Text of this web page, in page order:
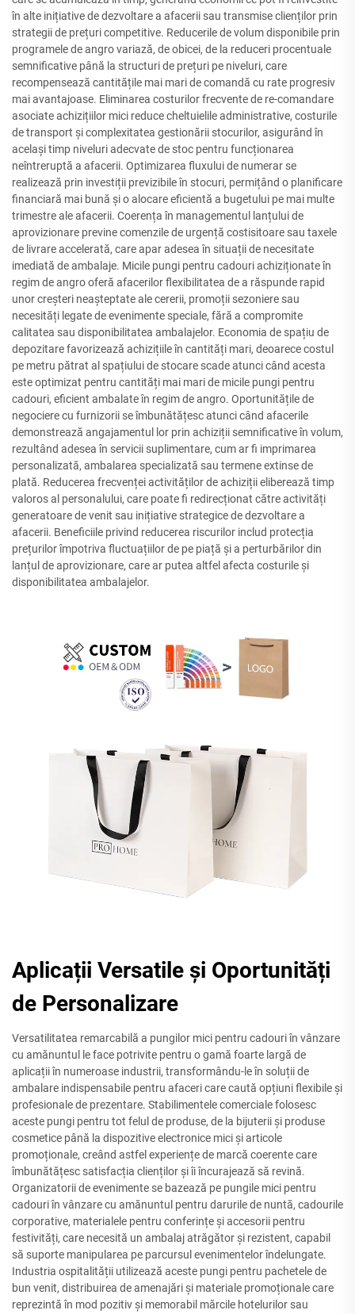
în alte inițiative de dezvoltare a afacerii sau transmise clienților prin
strategii de prețuri competitive. Reducerile de volum disponibile prin
programele de angro variază, de obicei, de la reduceri procentuale
semnificative până la structuri de prețuri pe niveluri, care
recompensează cantitățile mai mari de comandă cu rate progresiv
mai avantajoase. Eliminarea costurilor frecvente de re-comandare
asociate achizițiilor mici reduce cheltuielile administrative, costurile
de transport și complexitatea gestionării stocurilor, asigurând în
același timp niveluri adecvate de stoc pentru funcționarea
neîntreruptă a afacerii. Optimizarea fluxului de numerar se
realizează prin investiții previzibile în stocuri, permițând o planificare
financiară mai bună și o alocare eficientă a bugetului pe mai multe
trimestre ale afacerii. Coerența în managementul lanțului de
aprovizionare previne comenzile de urgență costisitoare sau taxele
de livrare accelerată, care apar adesea în situații de necesitate
imediată de ambalaje. Micile pungi pentru cadouri achiziționate în
regim de angro oferă afacerilor flexibilitatea de a răspunde rapid
unor creșteri neașteptate ale cererii, promoții sezoniere sau
necesități legate de evenimente speciale, fără a compromite
calitatea sau disponibilitatea ambalajelor. Economia de spațiu de
depozitare favorizează achizițiile în cantități mari, deoarece costul
pe metru pătrat al spațiului de stocare scade atunci când acesta
este optimizat pentru cantități mai mari de micile pungi pentru
cadouri, eficient ambalate în regim de angro. Oportunitățile de
negociere cu furnizorii se îmbunătățesc atunci când afacerile
demonstrează angajamentul lor prin achiziții semnificative în volum,
rezultând adesea în servicii suplimentare, cum ar fi imprimarea
personalizată, ambalarea specializată sau termene extinse de
plată. Reducerea frecvenței activităților de achiziții eliberează timp
valoros al personalului, care poate fi redirecționat către activități
generatoare de venit sau inițiative strategice de dezvoltare a
afacerii. Beneficiile privind reducerea riscurilor includ protecția
prețurilor împotriva fluctuațiilor de pe piață și a perturbărilor din
lanțul de aprovizionare, care ar putea altfel afecta costurile și
disponibilitatea ambalajelor.
Aplicații Versatile și Oportunități
de Personalizare
Versatilitatea remarcabilă a pungilor mici pentru cadouri în vânzare
cu amănuntul le face potrivite pentru o gamă foarte largă de
aplicații în numeroase industrii, transformându-le în soluții de
ambalare indispensabile pentru afaceri care caută opțiuni flexibile și
profesionale de prezentare. Stabilimentele comerciale folosesc
aceste pungi pentru tot felul de produse, de la bijuterii și produse
cosmetice până la dispozitive electronice mici și articole
promoționale, creând astfel experiențe de marcă coerente care
îmbunătățesc satisfacția clienților și îi încurajează să revină.
Organizatorii de evenimente se bazează pe pungile mici pentru
cadouri în vânzare cu amănuntul pentru darurile de nuntă, cadourile
corporative, materialele pentru conferințe și accesorii pentru
festivități, care necesită un ambalaj atrăgător și rezistent, capabil
să suporte manipularea pe parcursul evenimentelor îndelungate.
Industria ospitalității utilizează aceste pungi pentru pachetele de
bun venit, distribuirea de amenajări și materiale promoționale care
reprezintă în mod pozitiv și memorabil mărcile hotelurilor sau